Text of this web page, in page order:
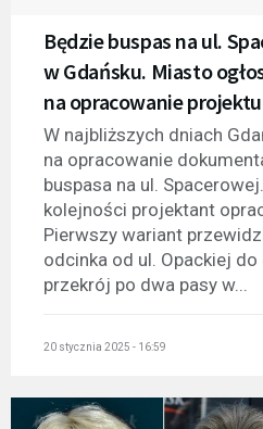
Będzie buspas na ul.
w Gdańsku. Miasto
na opracowanie projektu
W najbliższych dniach
na opracowanie
buspasa na ul.
kolejności projektant
Pierwszy wariant
odcinka od ul. Opackiej
przekrój po dwa pasy w...
20 stycznia 2025 - 16:59